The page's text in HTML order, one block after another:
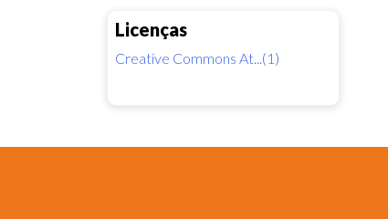
Licenças
Creative Commons At...(1)